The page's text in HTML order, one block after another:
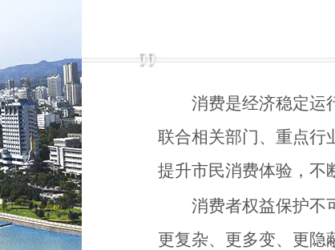
消费是经济稳定运
联合相关部门、重点行
提升市民消费体验，不
消费者权益保护不
更复杂、更多变、更隐